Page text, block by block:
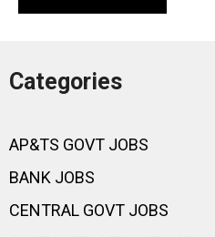
Categories
AP&TS GOVT JOBS
BANK JOBS
CENTRAL GOVT JOBS